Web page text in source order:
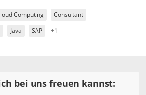
Computing Consultant
Java SAP +1
bei uns freuen kannst: